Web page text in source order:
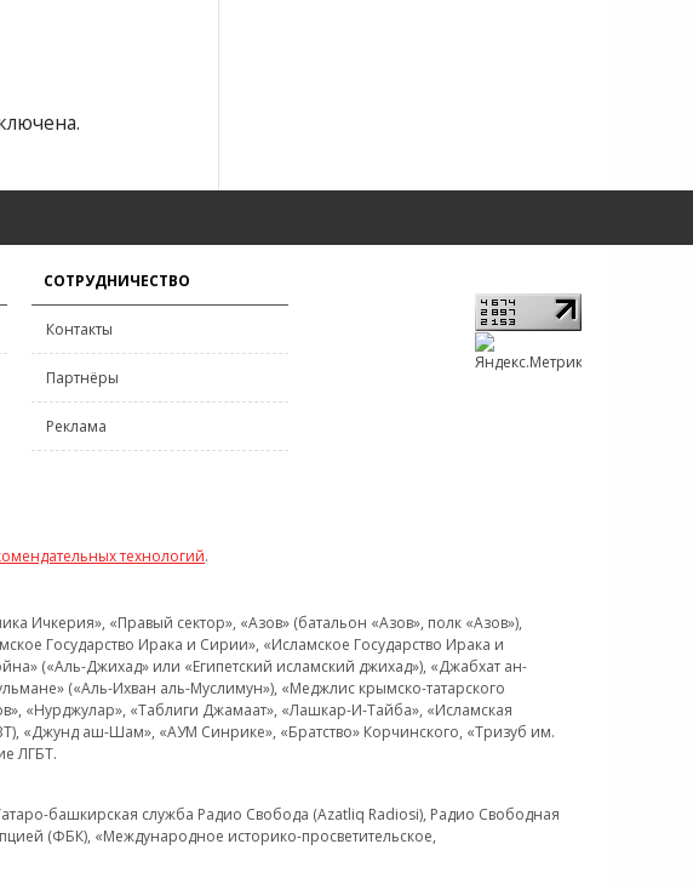
СОТРУДНИЧЕСТВО
Контакты
Партнёры
Реклама
технологий.
Ичкерия», «Правый сектор», «Азов» (батальон «Азов», полк «Азов»),
Государство Ирака и Сирии», «Исламское Государство Ирака и
(«Аль-Джихад» или «Египетский исламский джихад»), «Джабхат ан-
(«Аль-Ихван аль-Муслимун»), «Меджлис крымско-татарского
«Нурджулар», «Таблиги Джамаат», «Лашкар-И-Тайба», «Исламская
«Джунд аш-Шам», «АУМ Синрике», «Братство» Корчинского, «Тризуб им.
ЛГБТ.
башкирская служба Радио Свобода (Azatliq Radiosi), Радио Свободная
(ФБК), «Международное историко-просветительское,